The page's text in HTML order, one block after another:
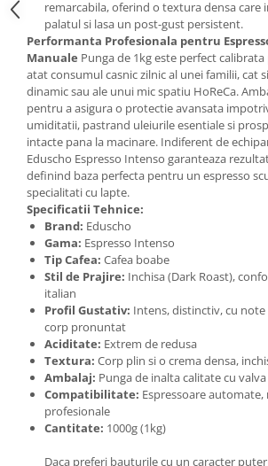
remarcabila, oferind o textura densa care
palatul si lasa un post-gust persistent.
Performanta Profesionala pentru
Manuale Punga de 1kg este perfect
atat consumul casnic zilnic al unei familii, cat
dinamic sau ale unui mic spatiu HoReCa.
pentru a asigura o protectie avansata
umiditatii, pastrand uleiurile esentiale si
intacte pana la macinare. Indiferent de
Eduscho Espresso Intenso garanteaza
definind baza perfecta pentru un espresso
specialitati cu lapte.
Specificatii Tehnice:
Brand: Eduscho
Gama: Espresso Intenso
Tip Cafea: Cafea boabe
Stil de Prajire: Inchisa (Dark Roast),
italian
Profil Gustativ: Intens, distinctiv, cu
corp pronuntat
Aciditate: Extrem de redusa
Textura: Corp plin si o crema densa,
Ambalaj: Punga de inalta calitate cu
Compatibilitate: Espressoare automate,
profesionale
Cantitate: 1000g (1kg)
Daca preferi bauturile cu un caracter